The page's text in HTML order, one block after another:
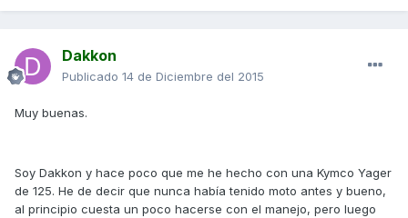
Dakkon
Publicado 14 de Diciembre del 2015
Muy buenas.
Soy Dakkon y hace poco que me he hecho con una Kymco Yager
de 125. He de decir que nunca había tenido moto antes y bueno,
al principio cuesta un poco hacerse con el manejo, pero luego